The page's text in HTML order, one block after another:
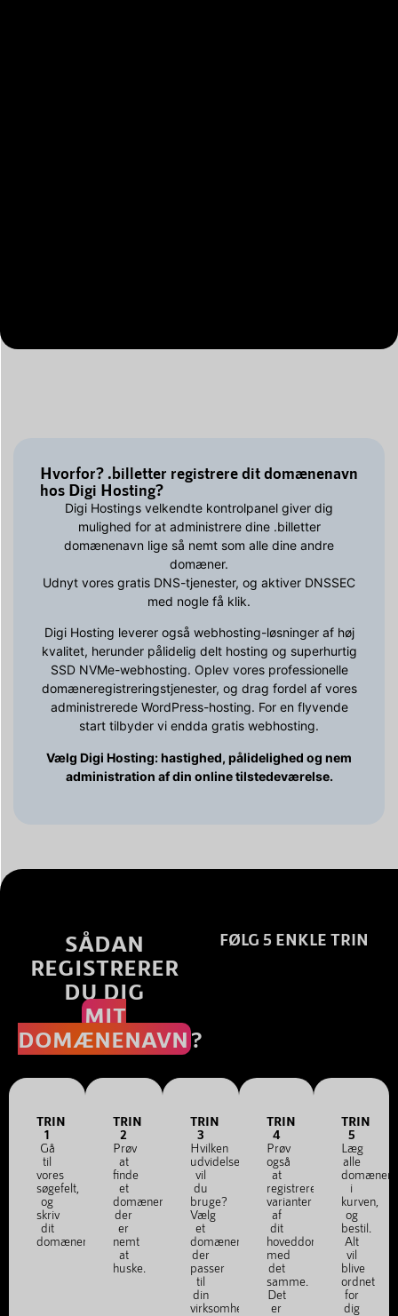
Hvorfor? .billetter registrere dit domænenavn
hos Digi Hosting?
Digi Hostings velkendte kontrolpanel giver dig
mulighed for at administrere dine .billetter
domænenavn lige så nemt som alle dine andre
domæner.
Udnyt vores gratis DNS-tjenester, og aktiver DNSSEC
med nogle få klik.
Digi Hosting leverer også webhosting-løsninger af høj
kvalitet, herunder pålidelig delt hosting og superhurtig
SSD NVMe-webhosting. Oplev vores professionelle
domæneregistreringstjenester, og drag fordel af vores
administrerede WordPress-hosting. For en flyvende
start tilbyder vi endda gratis webhosting.
Vælg Digi Hosting: hastighed, pålidelighed og nem
administration af din online tilstedeværelse.
SÅDAN
REGISTRERER
DU DIG
MIT
DOMÆNENAVN ?
FØLG 5 ENKLE TRIN
TRIN
1
Gå
til
vores
søgefelt,
og
skriv
dit
domænenavn.
TRIN
2
Prøv
at
finde
et
domænenavn,
der
er
nemt
at
huske.
TRIN
3
Hvilken
udvidelse
vil
du
bruge?
Vælg
et
domænenavn,
der
passer
til
din
virksomhed
TRIN
4
Prøv
også
at
registrere
varianter
af
dit
hoveddomæne
med
det
samme.
Det
er
TRIN
5
Læg
alle
i
kurven,
og
bestil.
Alt
vil
blive
ordnet
for
dig